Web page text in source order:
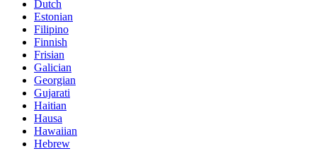
Dutch
Estonian
Filipino
Finnish
Frisian
Galician
Georgian
Gujarati
Haitian
Hausa
Hawaiian
Hebrew